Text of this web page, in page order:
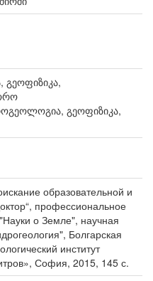
გეოფიზიკა,
образовательной и
профессиональное
о Земле", научная
Болгарская
институт
София, 2015, 145 с.